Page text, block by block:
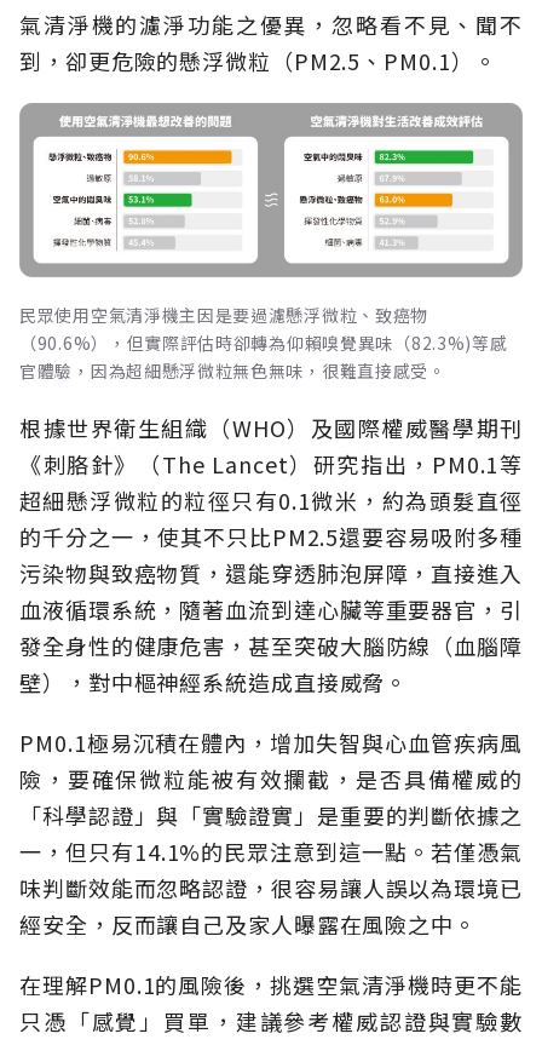
氣清淨機的濾淨功能之優異，忽略看不見、聞不
到，卻更危險的懸浮微粒（PM2.5、PM0.1）。
民眾使用空氣清淨機主因是要過濾懸浮微粒、致癌物
（90.6%），但實際評估時卻轉為仰賴嗅覺異味（82.3%)等感
官體驗，因為超細懸浮微粒無色無味，很難直接感受。
根據世界衛生組織（WHO）及國際權威醫學期刊
《刺胳針》（The Lancet）研究指出，PM0.1等
超細懸浮微粒的粒徑只有0.1微米，約為頭髮直徑
的千分之一，使其不只比PM2.5還要容易吸附多種
污染物與致癌物質，還能穿透肺泡屏障，直接進入
血液循環系統，隨著血流到達心臟等重要器官，引
發全身性的健康危害，甚至突破大腦防線（血腦障
壁），對中樞神經系統造成直接威脅。
PM0.1極易沉積在體內，增加失智與心血管疾病風
險，要確保微粒能被有效攔截，是否具備權威的
「科學認證」與「實驗證實」是重要的判斷依據之
一，但只有14.1%的民眾注意到這一點。若僅憑氣
味判斷效能而忽略認證，很容易讓人誤以為環境已
經安全，反而讓自己及家人曝露在風險之中。
在理解PM0.1的風險後，挑選空氣清淨機時更不能
只憑「感覺」買單，建議參考權威認證與實驗數